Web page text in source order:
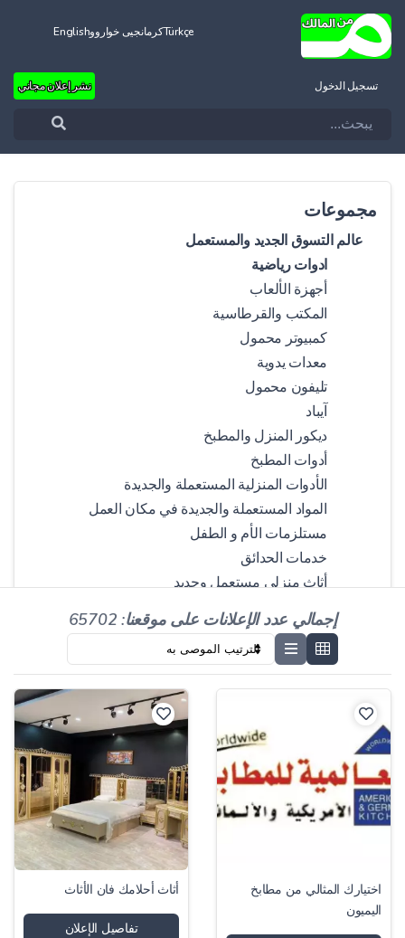
Türkçeکرمانجیی خوارووEnglish
تسجيل الدخول نشر إعلان مجاني
مجموعات
عالم التسوق الجديد والمستعمل
ادوات رياضية
أجهزة الألعاب
المكتب والقرطاسية
كمبيوتر محمول
معدات يدوية
تليفون محمول
آيباد
ديكور المنزل والمطبخ
أدوات المطبخ
الأدوات المنزلية المستعملة والجديدة
المواد المستعملة والجديدة في مكان العمل
مستلزمات الأم و الطفل
خدمات الحدائق
أثاث منزلي مستعمل وجديد
أجهزة الكترونية
التدفئة والتبريد والتهوية
مستحضرات التجميل والعناية الشخصية
الكاميرا والصور
أدوات التدليك
إجمالي عدد الإعلانات على موقعنا: 65702
اختيارك المثالي من مطابخ
اليميون
أثاث أحلامك فان الأثاث
تفاصيل الإعلان